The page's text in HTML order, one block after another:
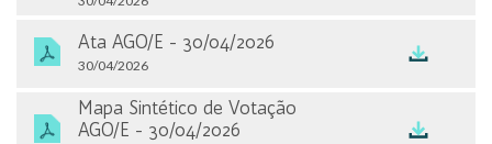
Ata AGO/E - 30/04/2026
30/04/2026
Mapa Sintético de Votação
AGO/E - 30/04/2026